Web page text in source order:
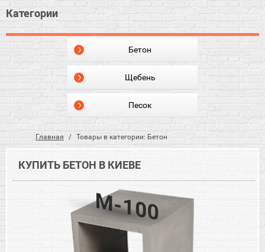
Категории
Бетон
Щебень
Песок
Главная Товары в категории: Бетон
КУПИТЬ БЕТОН В КИЕВЕ